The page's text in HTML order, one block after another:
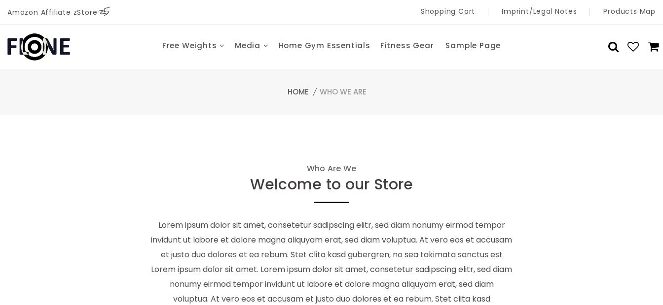
Amazon Affiliate zStore Shopping Cart Imprint/Legal Notes Products Map
Free Weights Media Home Gym Essentials Fitness Gear Sample Page
HOME WHO WE ARE
Who Are We
Welcome to our Store
Lorem ipsum dolor sit amet, consetetur sadipscing elitr, sed diam nonumy eirmod tempor
invidunt ut labore et dolore magna aliquyam erat, sed diam voluptua. At vero eos et accusam
et justo duo dolores et ea rebum. Stet clita kasd gubergren, no sea takimata sanctus est
Lorem ipsum dolor sit amet. Lorem ipsum dolor sit amet, consetetur sadipscing elitr, sed diam
nonumy eirmod tempor invidunt ut labore et dolore magna aliquyam erat, sed diam
voluptua. At vero eos et accusam et justo duo dolores et ea rebum. Stet clita kasd